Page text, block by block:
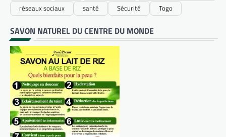
réseaux sociaux
santé Sécurité Togo
SAVON NATUREL DU CENTRE DU MONDE